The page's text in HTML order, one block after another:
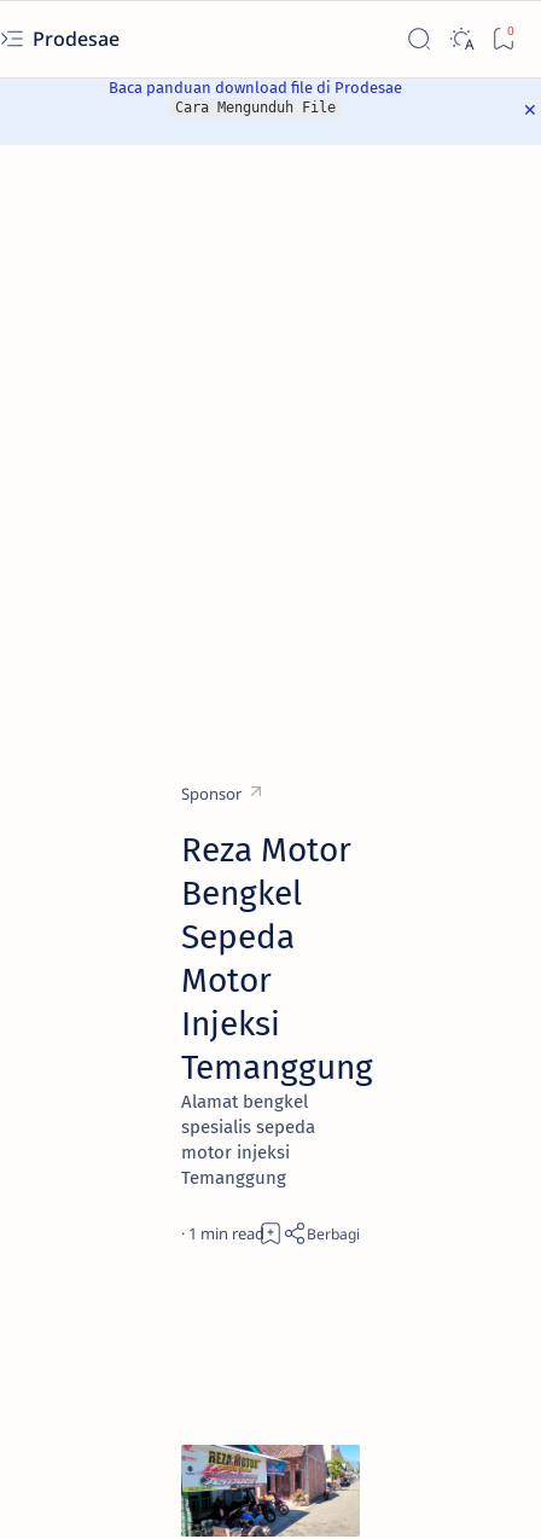
Prodesae
Baca panduan download file di Prodesae
Cara Mengunduh File
Sponsor
Reza Motor
Bengkel
Sepeda
Motor
Injeksi
Temanggung
Alamat bengkel
spesialis sepeda
motor injeksi
Temanggung
1